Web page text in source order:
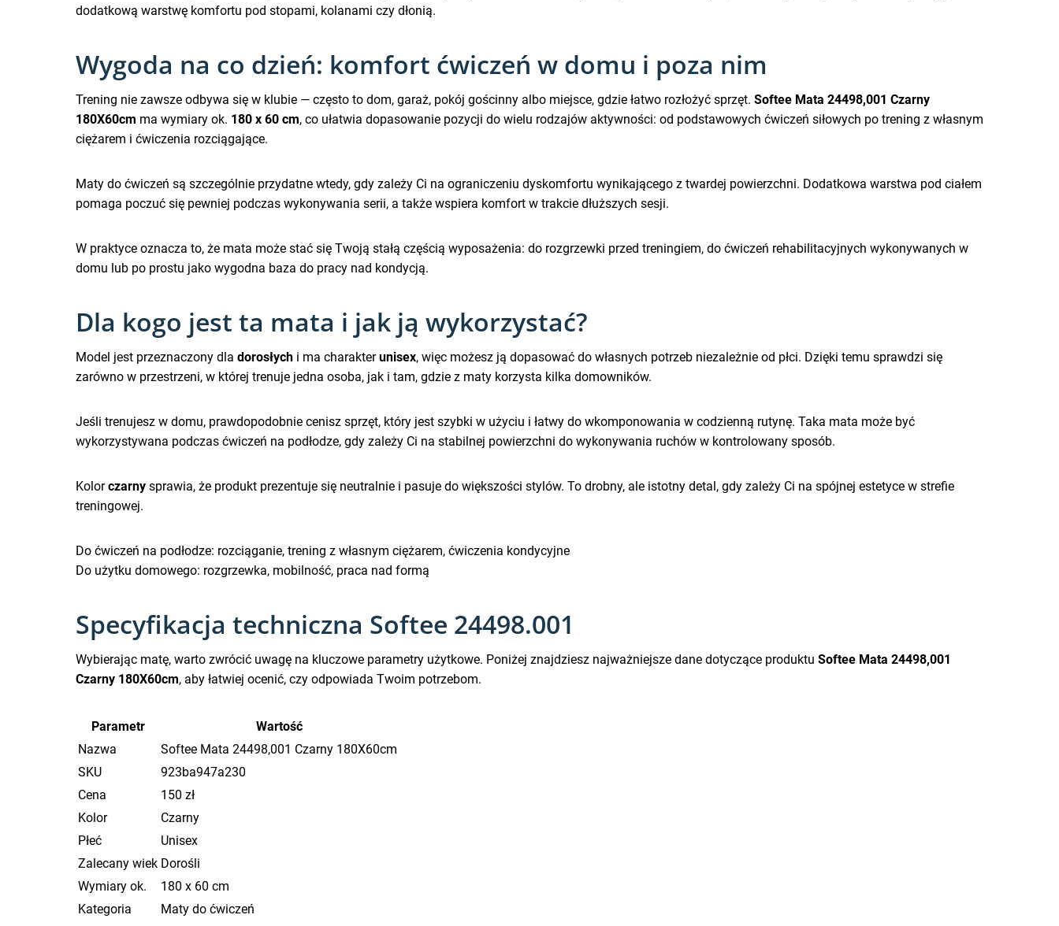
dodatkową warstwę komfortu pod stopami, kolanami czy dłonią.
Wygoda na co dzień: komfort ćwiczeń w domu i poza nim
Trening nie zawsze odbywa się w klubie — często to dom, garaż, pokój gościnny albo miejsce, gdzie łatwo rozłożyć sprzęt. Softee Mata 24498,001 Czarny
180X60cm ma wymiary ok. 180 x 60 cm, co ułatwia dopasowanie pozycji do wielu rodzajów aktywności: od podstawowych ćwiczeń siłowych po trening z własnym
ciężarem i ćwiczenia rozciągające.
Maty do ćwiczeń są szczególnie przydatne wtedy, gdy zależy Ci na ograniczeniu dyskomfortu wynikającego z twardej powierzchni. Dodatkowa warstwa pod ciałem
pomaga poczuć się pewniej podczas wykonywania serii, a także wspiera komfort w trakcie dłuższych sesji.
W praktyce oznacza to, że mata może stać się Twoją stałą częścią wyposażenia: do rozgrzewki przed treningiem, do ćwiczeń rehabilitacyjnych wykonywanych w
domu lub po prostu jako wygodna baza do pracy nad kondycją.
Dla kogo jest ta mata i jak ją wykorzystać?
Model jest przeznaczony dla dorosłych i ma charakterunisex, więc możesz ją dopasować do własnych potrzeb niezależnie od płci. Dzięki temu sprawdzi się
zarówno w przestrzeni, w której trenuje jedna osoba, jak i tam, gdzie z maty korzysta kilka domowników.
Jeśli trenujesz w domu, prawdopodobnie cenisz sprzęt, który jest szybki w użyciu i łatwy do wkomponowania w codzienną rutynę. Taka mata może być
wykorzystywana podczas ćwiczeń na podłodze, gdy zależy Ci na stabilnej powierzchni do wykonywania ruchów w kontrolowany sposób.
Kolorczarny sprawia, że produkt prezentuje się neutralnie i pasuje do większości stylów. To drobny, ale istotny detal, gdy zależy Ci na spójnej estetyce w strefie
treningowej.
Do ćwiczeń na podłodze: rozciąganie, trening z własnym ciężarem, ćwiczenia kondycyjne
Do użytku domowego: rozgrzewka, mobilność, praca nad formą
Specyfikacja techniczna Softee 24498.001
Wybierając matę, warto zwrócić uwagę na kluczowe parametry użytkowe. Poniżej znajdziesz najważniejsze dane dotyczące produktu Softee Mata 24498,001
Czarny 180X60cm, aby łatwiej ocenić, czy odpowiada Twoim potrzebom.
Parametr
Wartość
Nazwa
Softee Mata 24498,001 Czarny 180X60cm
SKU
923ba947a230
Cena
150 zł
Kolor
Czarny
Płeć
Unisex
Zalecany wiek Dorośli
Wymiary ok.
180 x 60 cm
Kategoria
Maty do ćwiczeń